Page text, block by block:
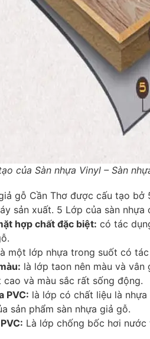
của Sàn nhựa Vinyl – Sàn
gỗ Cần Thơ được cấu tạo
sản xuất. 5 Lớp của sàn nhựa
hợp chất đặc biệt: có tác
một lớp nhựa trong suốt có
là lớp taon nên màu và
cao và màu sắc rất sống động.
PVC: là lớp có chất liệu là
sản phẩm sàn nhựa giả gỗ.
Là lớp chống bốc hơi